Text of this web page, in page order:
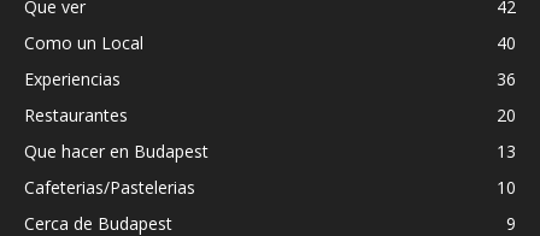
Que ver
42
Como un Local
40
Experiencias
36
Restaurantes
20
Que hacer en Budapest
13
Cafeterias/Pastelerias
10
Cerca de Budapest
9